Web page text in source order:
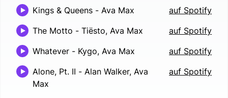
Kings & Queens - Ava Max
auf Spotify
The Motto - Tiësto, Ava Max
auf Spotify
Whatever - Kygo, Ava Max
auf Spotify
Alone, Pt. II - Alan Walker, Ava
Max
auf Spotify